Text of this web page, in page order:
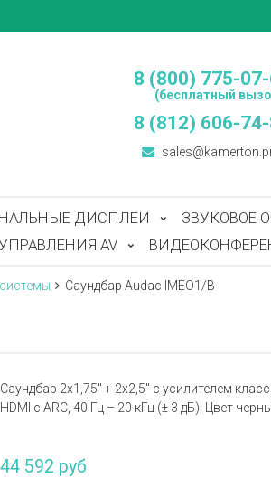
8 (800) 775-
(бесплатный
8 (812) 606-
ДИСПЛЕИ ЗВУКОВОЕ
AV
Саундбар Audac IMEO1/B
Саундбар 2х1,75'' + 2х2,5'' с усилителем
HDMI с ARC, 40 Гц – 20 кГц (± 3 дБ). Цвет
44 592 руб